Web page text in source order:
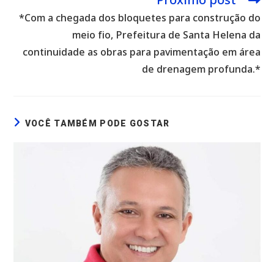
*Com a chegada dos bloquetes para construção do
meio fio, Prefeitura de Santa Helena da
continuidade as obras para pavimentação em área
de drenagem profunda.*
VOCÊ TAMBÉM PODE GOSTAR